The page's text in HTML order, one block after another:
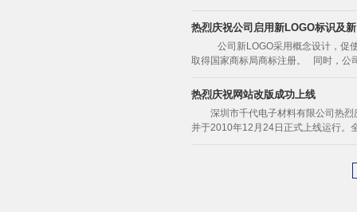
热烈庆祝公司启用新LOGO标识及
公司新LOGO采用概念设计，促
取得国家商标局商标注册。 同时，公
热烈庆祝网站改版成功上线
深圳市千代电子材料有限公司热
并于2010年12月24日正式上线运行